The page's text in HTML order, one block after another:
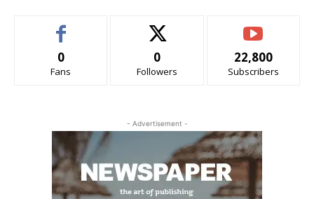
0
Fans
0
Followers
22,800
Subscribers
- Advertisement -